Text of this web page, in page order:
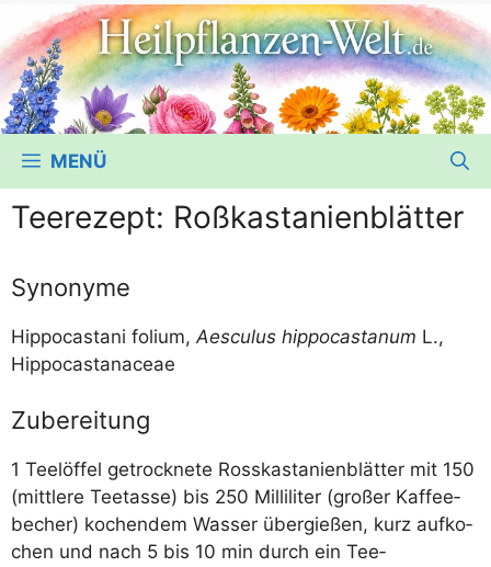
MENÜ
Teerezept: Roßkastanienblätter
Synonyme
Hip­po­casta­ni foli­um, Aes­cu­lus hip­po­casta­num L.,
Hippocastanaceae
Zubereitung
1 Tee­löf­fel getrock­ne­te Ross­kas­ta­ni­en­blät­ter mit 150
(mitt­le­re Tee­tas­se) bis 250 Mil­li­li­ter (gro­ßer Kaf­fee­
be­cher) kochen­dem Was­ser über­gie­ßen, kurz auf­ko­
chen und nach 5 bis 10 min durch ein Tee­